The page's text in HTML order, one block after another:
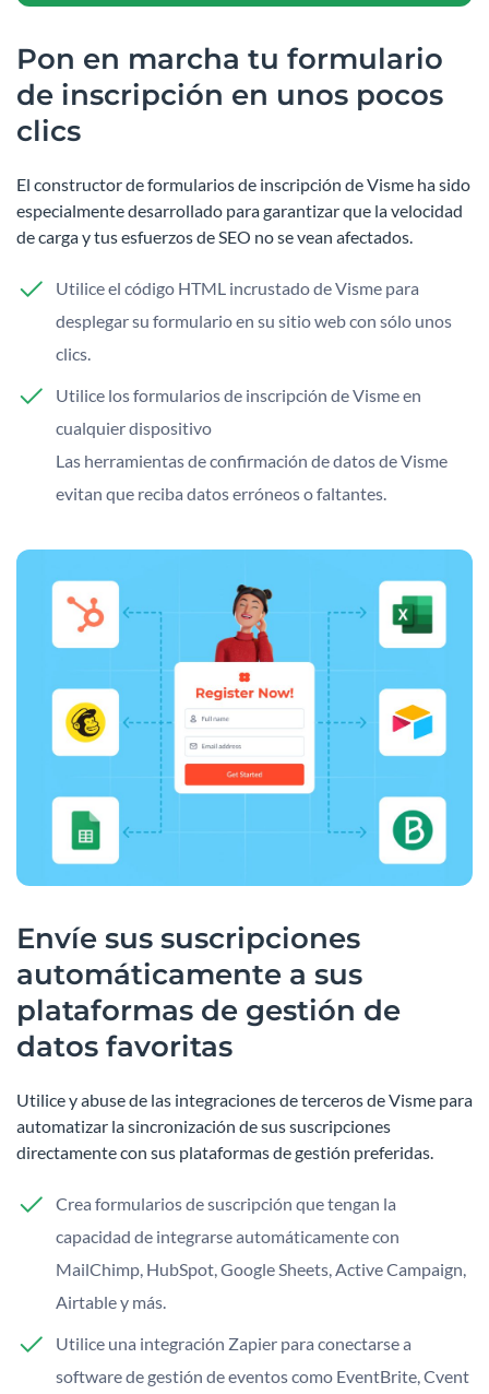
Pon en marcha tu formulario
de inscripción en unos pocos
clics
El constructor de formularios de inscripción de Visme ha sido
especialmente desarrollado para garantizar que la velocidad
de carga y tus esfuerzos de SEO no se vean afectados.
Utilice el código HTML incrustado de Visme para
desplegar su formulario en su sitio web con sólo unos
clics.
Utilice los formularios de inscripción de Visme en
cualquier dispositivo
Las herramientas de confirmación de datos de Visme
evitan que reciba datos erróneos o faltantes.
Envíe sus suscripciones
automáticamente a sus
plataformas de gestión de
datos favoritas
Utilice y abuse de las integraciones de terceros de Visme para
automatizar la sincronización de sus suscripciones
directamente con sus plataformas de gestión preferidas.
Crea formularios de suscripción que tengan la
capacidad de integrarse automáticamente con
MailChimp, HubSpot, Google Sheets, Active Campaign,
Airtable y más.
Utilice una integración Zapier para conectarse a
software de gestión de eventos como EventBrite, Cvent